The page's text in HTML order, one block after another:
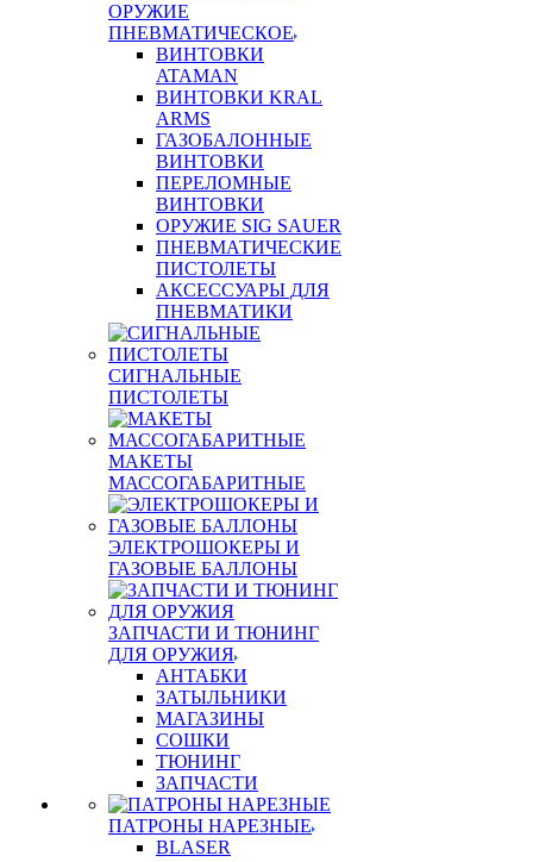
ОРУЖИЕ
ПНЕВМАТИЧЕСКОЕ
ВИНТОВКИ
ATAMAN
ВИНТОВКИ KRAL
ARMS
ГАЗОБАЛОННЫЕ
ВИНТОВКИ
ПЕРЕЛОМНЫЕ
ВИНТОВКИ
ОРУЖИЕ SIG SAUER
ПНЕВМАТИЧЕСКИЕ
ПИСТОЛЕТЫ
АКСЕССУАРЫ ДЛЯ
ПНЕВМАТИКИ
СИГНАЛЬНЫЕ
ПИСТОЛЕТЫ
МАКЕТЫ
МАССОГАБАРИТНЫЕ
ЭЛЕКТРОШОКЕРЫ И
ГАЗОВЫЕ БАЛЛОНЫ
ЗАПЧАСТИ И ТЮНИНГ
ДЛЯ ОРУЖИЯ
АНТАБКИ
ЗАТЫЛЬНИКИ
МАГАЗИНЫ
СОШКИ
ТЮНИНГ
ЗАПЧАСТИ
ПАТРОНЫ НАРЕЗНЫЕ
BLASER